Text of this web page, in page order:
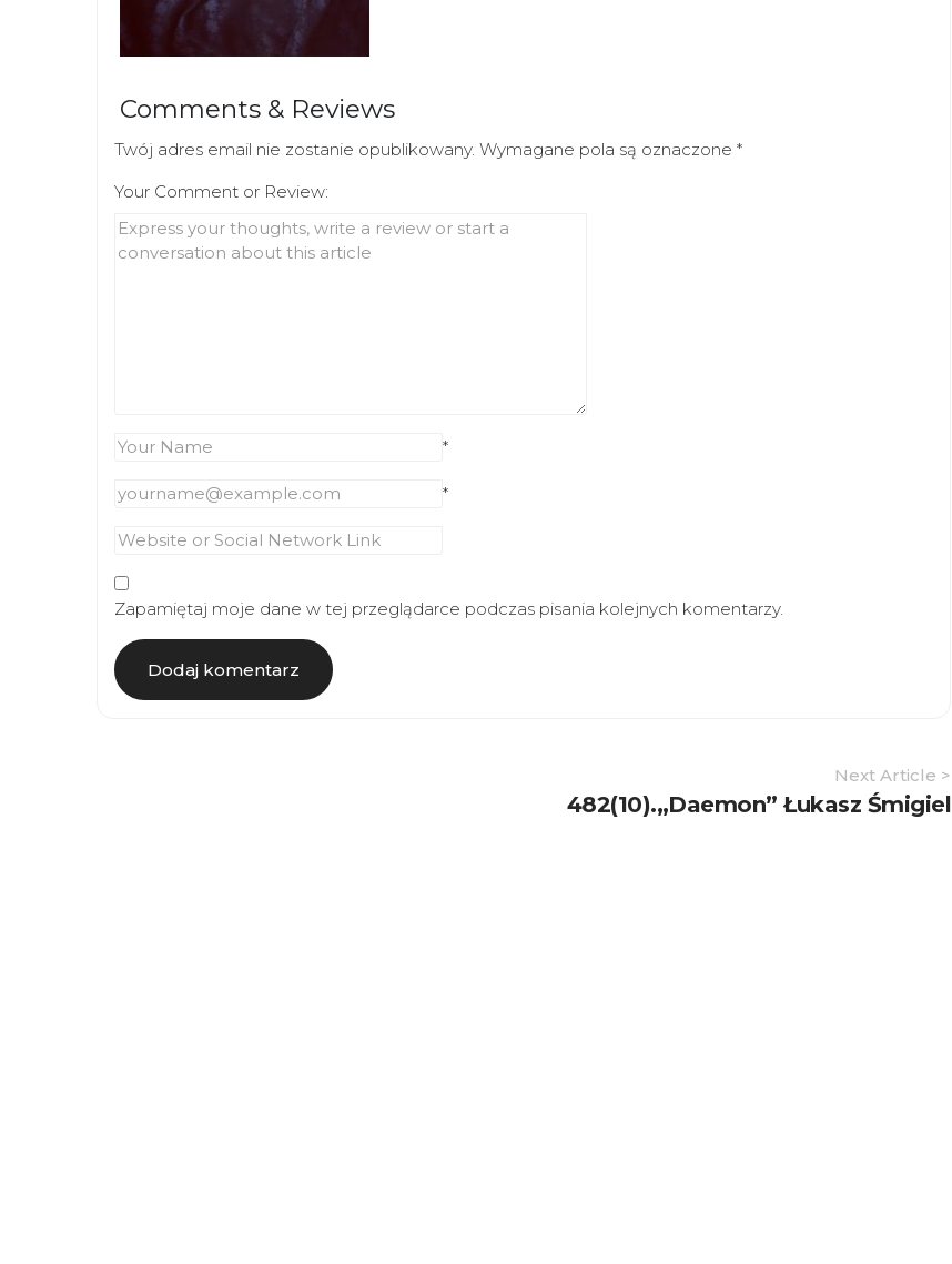
Comments & Reviews
Twój adres email nie zostanie opublikowany. Wymagane pola są oznaczone *
Your Comment or Review:
*
*
Zapamiętaj moje dane w tej przeglądarce podczas pisania kolejnych komentarzy.
Next Article >
482(10).„Daemon” Łukasz Śmigiel